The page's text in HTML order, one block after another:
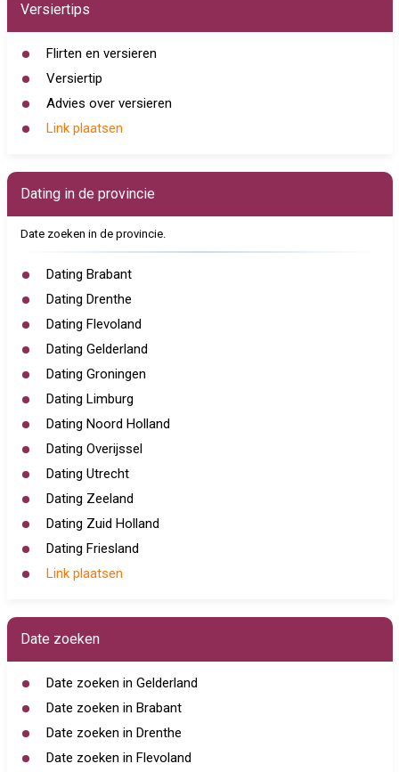
Versiertips
Flirten en versieren
Versiertip
Advies over versieren
Link plaatsen
Dating in de provincie
Date zoeken in de provincie.
Dating Brabant
Dating Drenthe
Dating Flevoland
Dating Gelderland
Dating Groningen
Dating Limburg
Dating Noord Holland
Dating Overijssel
Dating Utrecht
Dating Zeeland
Dating Zuid Holland
Dating Friesland
Link plaatsen
Date zoeken
Date zoeken in Gelderland
Date zoeken in Brabant
Date zoeken in Drenthe
Date zoeken in Flevoland